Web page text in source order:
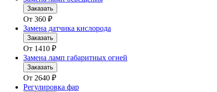
Заказать
От 360 ₽
Замена датчика кислорода
Заказать
От 1410 ₽
Замена ламп габаритных огней
Заказать
От 2640 ₽
Регулировка фар